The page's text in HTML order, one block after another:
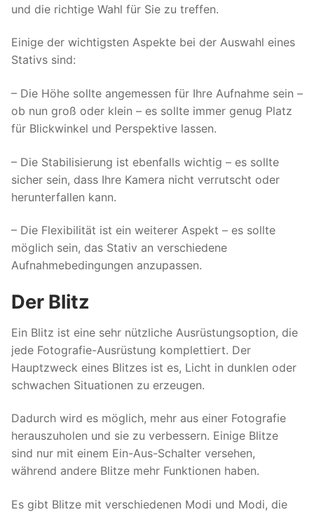
und die richtige Wahl für Sie zu treffen.
Einige der wichtigsten Aspekte bei der Auswahl eines
Stativs sind:
– Die Höhe sollte angemessen für Ihre Aufnahme sein –
ob nun groß oder klein – es sollte immer genug Platz
für Blickwinkel und Perspektive lassen.
– Die Stabilisierung ist ebenfalls wichtig – es sollte
sicher sein, dass Ihre Kamera nicht verrutscht oder
herunterfallen kann.
– Die Flexibilität ist ein weiterer Aspekt – es sollte
möglich sein, das Stativ an verschiedene
Aufnahmebedingungen anzupassen.
Der Blitz
Ein Blitz ist eine sehr nützliche Ausrüstungsoption, die
jede Fotografie-Ausrüstung komplettiert. Der
Hauptzweck eines Blitzes ist es, Licht in dunklen oder
schwachen Situationen zu erzeugen.
Dadurch wird es möglich, mehr aus einer Fotografie
herauszuholen und sie zu verbessern. Einige Blitze
sind nur mit einem Ein-Aus-Schalter versehen,
während andere Blitze mehr Funktionen haben.
Es gibt Blitze mit verschiedenen Modi und Modi, die